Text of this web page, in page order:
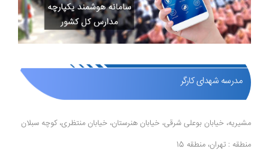
مدرسه شهدای کارگر
مشیریه، خیابان بوعلی شرقی، خیابان هنرستان، خیابان منتظری، کوچه سبلان
منطقه : تهران، منطقه 15